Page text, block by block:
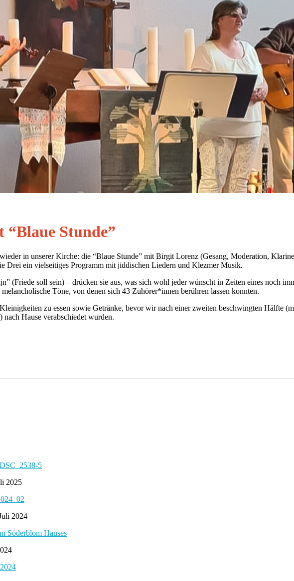
Stunde”
in unserer Kirche: die “Blaue Stunde” mit Birgit Lorenz (Gesang, Moderation,
Drei ein vielseitiges Programm mit jiddischen Liedern und Klezmer Musik.
(Friede soll sein) – drücken sie aus, was sich wohl jeder wünscht in Zeiten eines noch
Töne, von denen sich 43 Zuhörer*innen berühren lassen konnten.
zu essen sowie Getränke, bevor wir nach einer zweiten beschwingten Hälfte
Hause verabschiedet wurden.
2025
2024